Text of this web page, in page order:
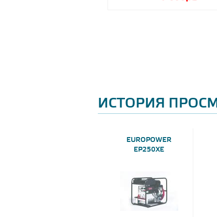
ИСТОРИЯ
EUROPOWER
EP250XE